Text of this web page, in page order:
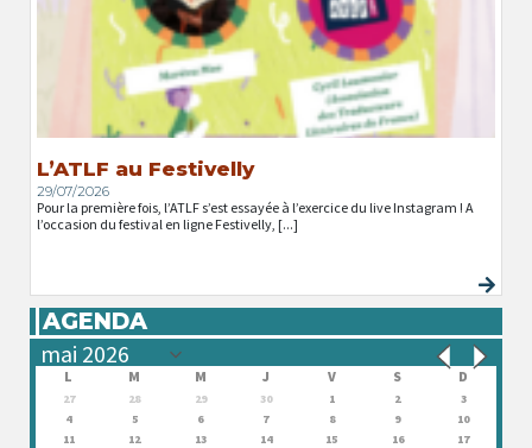
L’ATLF au Festivelly
29/07/2026
Pour la première fois, l’ATLF s’est essayée à l’exercice du live Instagram ! A
l’occasion du festival en ligne Festivelly, [...]
AGENDA
L M M J V S D
27 28 29 30 1 2
3
4
5 6 7 8 9
10
11
12 13 14 15 16
17